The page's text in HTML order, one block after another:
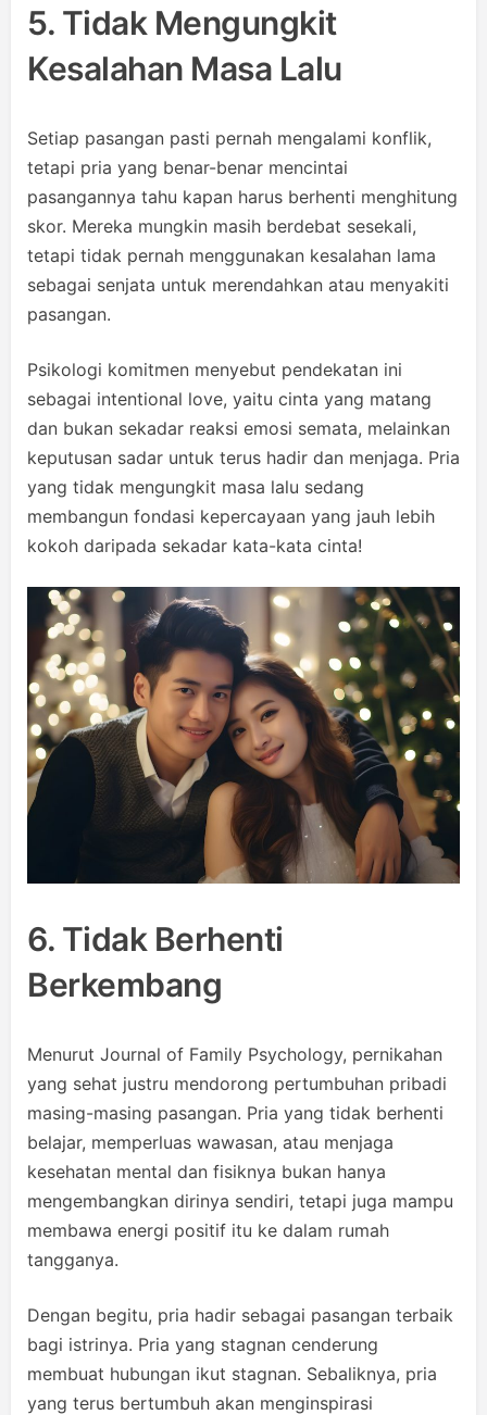
5. Tidak Mengungkit
Kesalahan Masa Lalu
Setiap pasangan pasti pernah mengalami konflik,
tetapi pria yang benar-benar mencintai
pasangannya tahu kapan harus berhenti menghitung
skor. Mereka mungkin masih berdebat sesekali,
tetapi tidak pernah menggunakan kesalahan lama
sebagai senjata untuk merendahkan atau menyakiti
pasangan.
Psikologi komitmen menyebut pendekatan ini
sebagai intentional love, yaitu cinta yang matang
dan bukan sekadar reaksi emosi semata, melainkan
keputusan sadar untuk terus hadir dan menjaga. Pria
yang tidak mengungkit masa lalu sedang
membangun fondasi kepercayaan yang jauh lebih
kokoh daripada sekadar kata-kata cinta!
6. Tidak Berhenti
Berkembang
Menurut Journal of Family Psychology, pernikahan
yang sehat justru mendorong pertumbuhan pribadi
masing-masing pasangan. Pria yang tidak berhenti
belajar, memperluas wawasan, atau menjaga
kesehatan mental dan fisiknya bukan hanya
mengembangkan dirinya sendiri, tetapi juga mampu
membawa energi positif itu ke dalam rumah
tangganya.
Dengan begitu, pria hadir sebagai pasangan terbaik
bagi istrinya. Pria yang stagnan cenderung
membuat hubungan ikut stagnan. Sebaliknya, pria
yang terus bertumbuh akan menginspirasi